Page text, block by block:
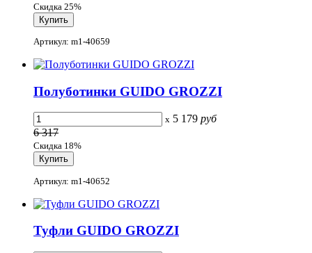
Скидка 25%
Артикул: m1-40659
Полуботинки GUIDO GROZZI
x 5 179 руб
6 317
Скидка 18%
Артикул: m1-40652
Туфли GUIDO GROZZI